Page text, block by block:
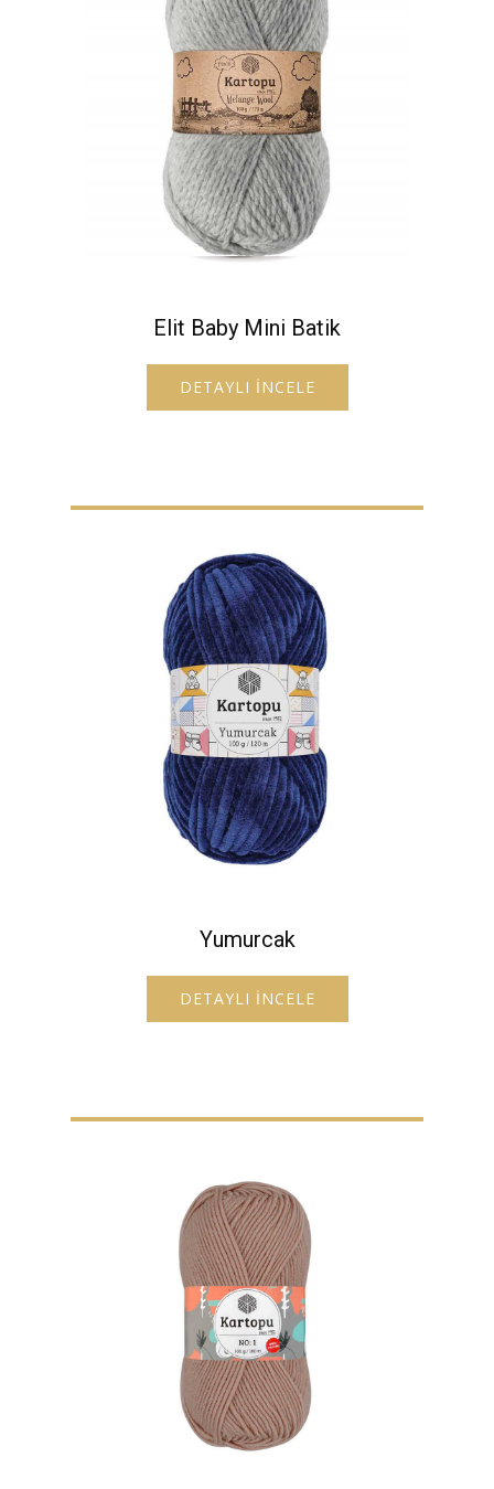
Elit Baby Mini Batik
DETAYLI İNCELE
Yumurcak
DETAYLI İNCELE